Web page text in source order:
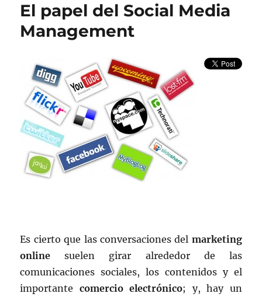
El papel del Social Media
Management
Es cierto que las conversaciones del marketing
online suelen girar alrededor de las
comunicaciones sociales, los contenidos y el
importante comercio electrónico; y, hay un